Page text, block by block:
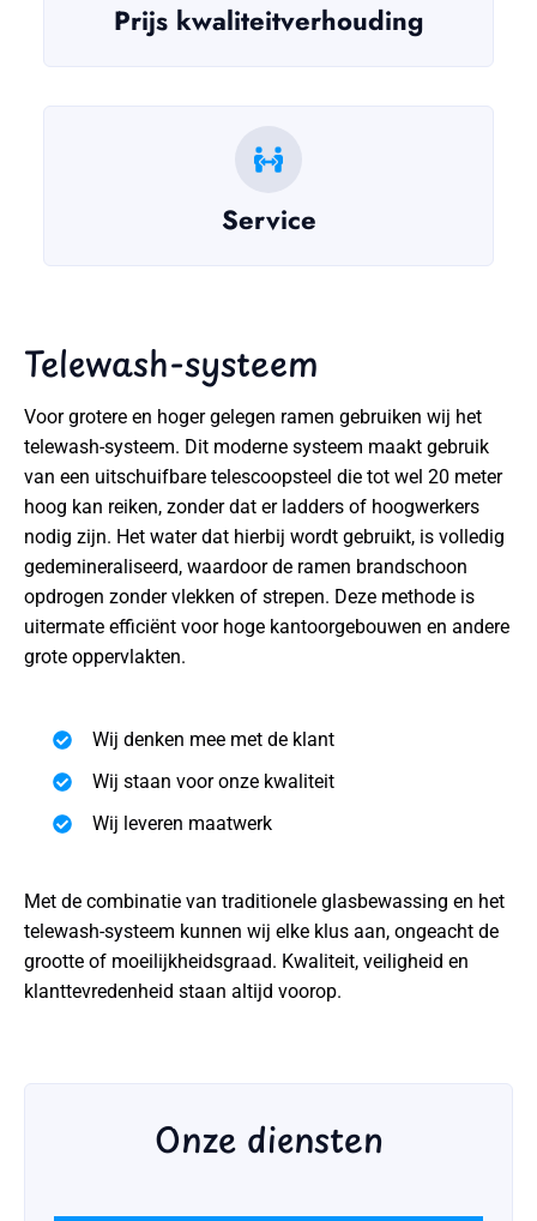
Prijs kwaliteitverhouding
Service
Telewash-systeem
Voor grotere en hoger gelegen ramen gebruiken wij het
telewash-systeem. Dit moderne systeem maakt gebruik
van een uitschuifbare telescoopsteel die tot wel 20 meter
hoog kan reiken, zonder dat er ladders of hoogwerkers
nodig zijn. Het water dat hierbij wordt gebruikt, is volledig
gedemineraliseerd, waardoor de ramen brandschoon
opdrogen zonder vlekken of strepen. Deze methode is
uitermate efficiënt voor hoge kantoorgebouwen en andere
grote oppervlakten.
Wij denken mee met de klant
Wij staan voor onze kwaliteit
Wij leveren maatwerk
Met de combinatie van traditionele glasbewassing en het
telewash-systeem kunnen wij elke klus aan, ongeacht de
grootte of moeilijkheidsgraad. Kwaliteit, veiligheid en
klanttevredenheid staan altijd voorop.
Onze diensten